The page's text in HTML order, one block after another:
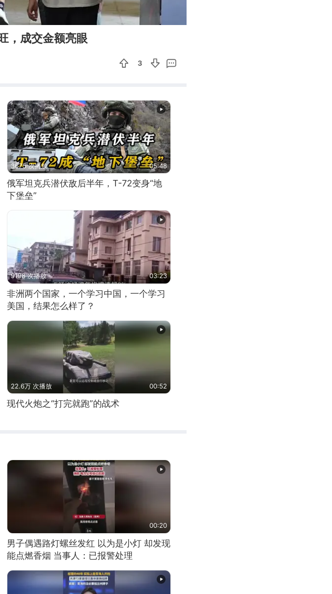
00:22
，成交金额亮眼
3
3675 次播放 05:48
俄军坦克兵潜伏敌后半年，T-72变身“地
下堡垒”
9198 次播放 03:23
非洲两个国家，一个学习中国，一个学习
美国，结果怎么样了？
22.6万 次播放 00:52
现代火炮之“打完就跑”的战术
00:20
男子偶遇路灯螺丝发红 以为是小灯 却发现
能点燃香烟 当事人：已报警处理